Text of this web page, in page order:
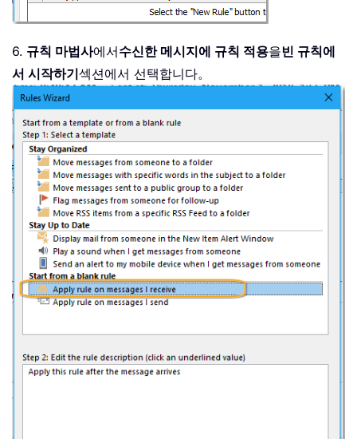
6. 규칙 마법사에서수신한 메시지에 규칙 적용을빈 규칙에
서 시작하기섹션에서 선택합니다。